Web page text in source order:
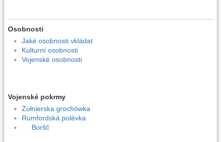
Osobnosti
Jaké osobnosti vkládat
Kulturní osobnosti
Vojenské osobnosti
Vojenské pokrmy
Żołnierska grochówka
Rumfordská polévka
Boršč